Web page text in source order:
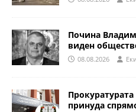
Почина
виден
08.08.2026
принуда